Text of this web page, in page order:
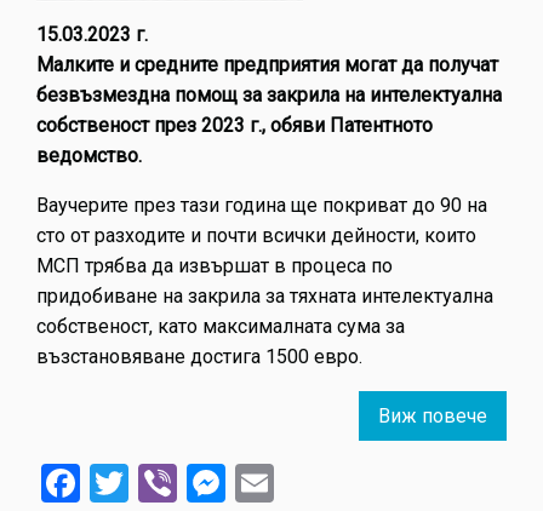
15.03.2023 г.
Mалките и средните предприятия могат да получат
безвъзмездна помощ за закрила на интелектуална
собственост през 2023 г., обяви Патентното
ведомство.
Ваучерите през тази година ще покриват до 90 на
сто от разходите и почти всички дейности, които
МСП трябва да извършат в процеса по
придобиване на закрила за тяхната интелектуална
собственост, като максималната сума за
възстановяване достига 1500 евро.
Виж повече
Facebook
Twitter
ViberMessenger